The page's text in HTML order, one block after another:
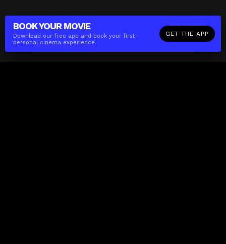
BOOK YOUR MOVIE
Download our free app and book your first
personal cinema experience.
GET THE APP